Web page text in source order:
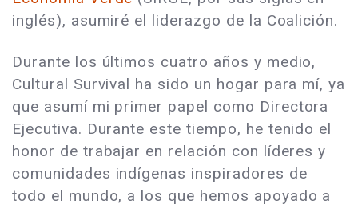
inglés), asumiré el liderazgo de la Coalición.
Durante los últimos cuatro años y medio,
Cultural Survival ha sido un hogar para mí, ya
que asumí mi primer papel como Directora
Ejecutiva. Durante este tiempo, he tenido el
honor de trabajar en relación con líderes y
comunidades indígenas inspiradores de
todo el mundo, a los que hemos apoyado a